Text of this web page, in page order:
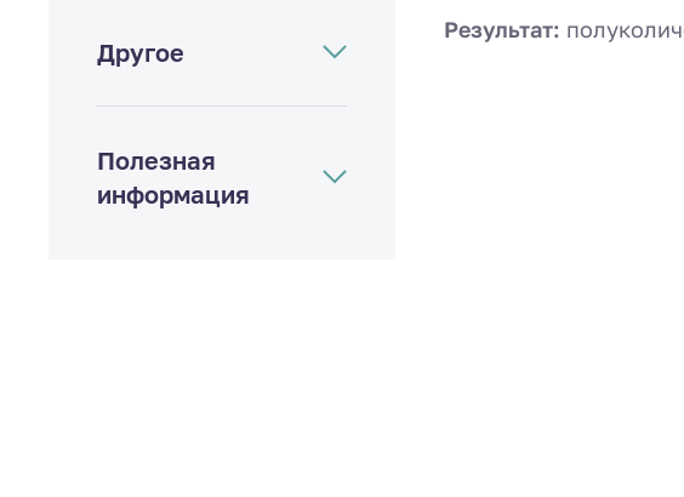
Другое
Полезная
информация
Результат: